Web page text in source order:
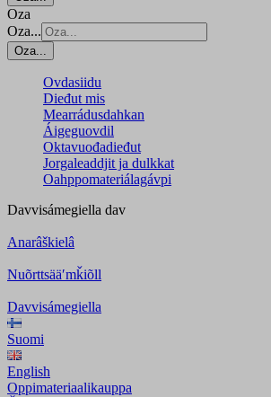
Oza
Oza...
Oza...
Ovdasiidu
Dieđut mis
Mearrádusdahkan
Áigeguovdil
Oktavuođadieđut
Jorgaleaddjit ja dulkkat
Oahppomateriálagávpi
Davvisámegiella dav
Anarâškielâ
Nuõrttsääʹmǩiõll
Davvisámegiella
Suomi
English
Oppimateriaalikauppa